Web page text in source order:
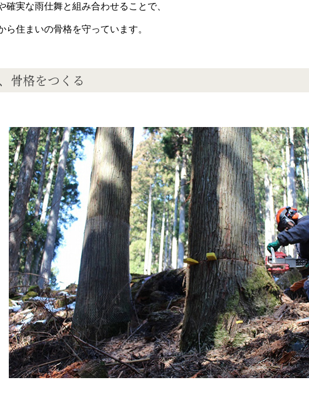
確実な雨仕舞と組み合わせることで、
ら住まいの骨格を守っています。
骨格をつくる